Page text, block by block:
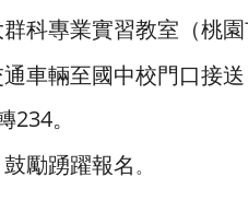
科專業實習教室（桃園
車輛至國中校門口接
。
勵踴躍報名。